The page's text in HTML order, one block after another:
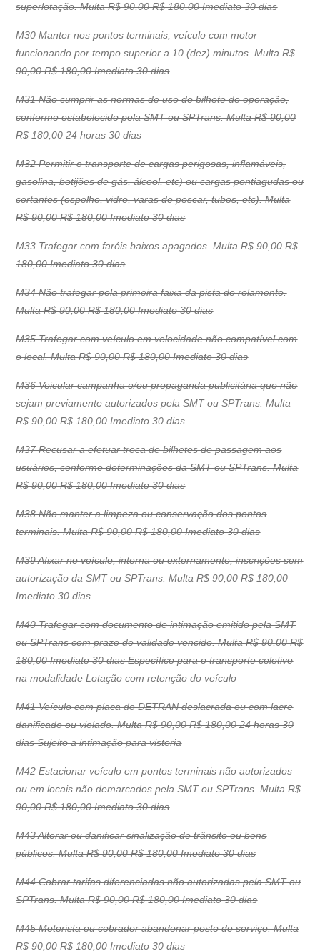
superlotação. Multa R$ 90,00 R$ 180,00 Imediato 30 dias
M30 Manter nos pontos terminais, veículo com motor
funcionando por tempo superior a 10 (dez) minutos. Multa R$
90,00 R$ 180,00 Imediato 30 dias
M31 Não cumprir as normas de uso do bilhete de operação,
conforme estabelecido pela SMT ou SPTrans. Multa R$ 90,00
R$ 180,00 24 horas 30 dias
M32 Permitir o transporte de cargas perigosas, inflamáveis,
gasolina, botijões de gás, álcool, etc) ou cargas pontiagudas ou
cortantes (espelho, vidro, varas de pescar, tubos, etc). Multa
R$ 90,00 R$ 180,00 Imediato 30 dias
M33 Trafegar com faróis baixos apagados. Multa R$ 90,00 R$
180,00 Imediato 30 dias
M34 Não trafegar pela primeira faixa da pista de rolamento.
Multa R$ 90,00 R$ 180,00 Imediato 30 dias
M35 Trafegar com veículo em velocidade não compatível com
o local. Multa R$ 90,00 R$ 180,00 Imediato 30 dias
M36 Veicular campanha e/ou propaganda publicitária que não
sejam previamente autorizados pela SMT ou SPTrans. Multa
R$ 90,00 R$ 180,00 Imediato 30 dias
M37 Recusar a efetuar troca de bilhetes de passagem aos
usuários, conforme determinações da SMT ou SPTrans. Multa
R$ 90,00 R$ 180,00 Imediato 30 dias
M38 Não manter a limpeza ou conservação dos pontos
terminais. Multa R$ 90,00 R$ 180,00 Imediato 30 dias
M39 Afixar no veículo, interna ou externamente, inscrições sem
autorização da SMT ou SPTrans. Multa R$ 90,00 R$ 180,00
Imediato 30 dias
M40 Trafegar com documento de intimação emitido pela SMT
ou SPTrans com prazo de validade vencido. Multa R$ 90,00 R$
180,00 Imediato 30 dias Específico para o transporte coletivo
na modalidade Lotação com retenção do veículo
M41 Veículo com placa do DETRAN deslacrada ou com lacre
danificado ou violado. Multa R$ 90,00 R$ 180,00 24 horas 30
dias Sujeito a intimação para vistoria
M42 Estacionar veículo em pontos terminais não autorizados
ou em locais não demarcados pela SMT ou SPTrans. Multa R$
90,00 R$ 180,00 Imediato 30 dias
M43 Alterar ou danificar sinalização de trânsito ou bens
públicos. Multa R$ 90,00 R$ 180,00 Imediato 30 dias
M44 Cobrar tarifas diferenciadas não autorizadas pela SMT ou
SPTrans. Multa R$ 90,00 R$ 180,00 Imediato 30 dias
M45 Motorista ou cobrador abandonar posto de serviço. Multa
R$ 90,00 R$ 180,00 Imediato 30 dias